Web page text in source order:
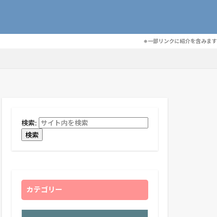
※一部リンクに紹介を含みます
検索:
検索
カテゴリー